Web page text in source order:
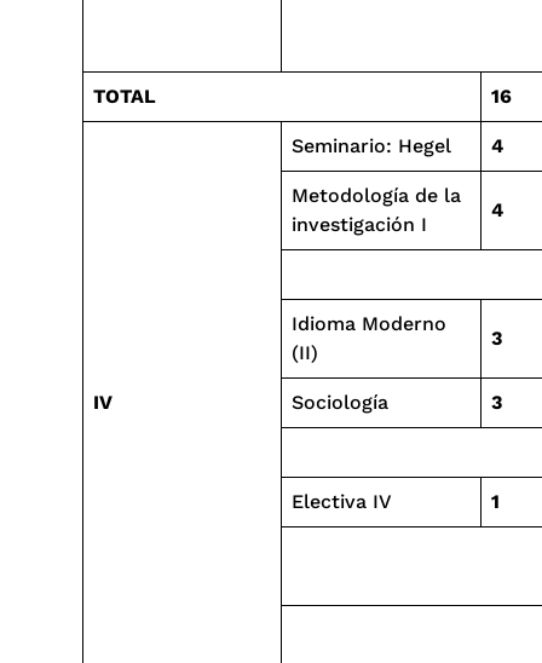
TOTAL 16
IV
Seminario: Hegel 4
Metodología de la
investigación I
4
Idioma Moderno
(II)
3
Sociología 3
Electiva IV 1